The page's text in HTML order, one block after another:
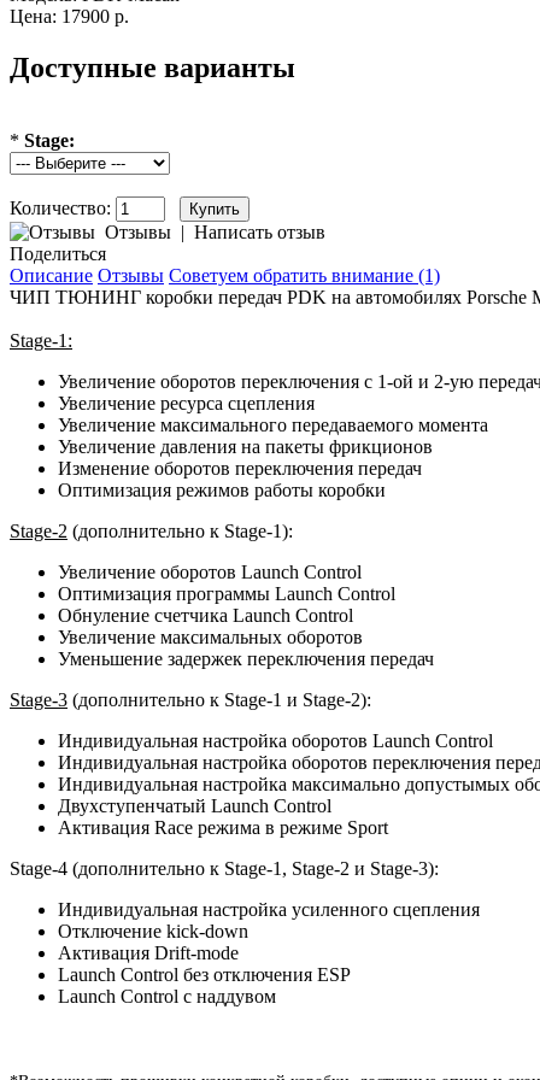
Цена: 17900 р.
Доступные варианты
* Stage:
Количество:
Отзывы | Написать отзыв
Поделиться
Описание Отзывы Советуем обратить внимание (1)
ЧИП ТЮНИНГ коробки передач PDK на автомобилях Porsche
Stage-1:
Увеличение оборотов переключения с 1-ой и 2-ую
Увеличение ресурса сцепления
Увеличение максимального передаваемого момента
Увеличение давления на пакеты фрикционов
Изменение оборотов переключения передач
Оптимизация режимов работы коробки
Stage-2 (дополнительно к Stage-1):
Увеличение оборотов Launch Control
Оптимизация программы Launch Control
Обнуление счетчика Launch Control
Увеличение максимальных оборотов
Уменьшение задержек переключения передач
Stage-3 (дополнительно к Stage-1 и Stage-2):
Индивидуальная настройка оборотов Launch Control
Индивидуальная настройка оборотов переключения
Индивидуальная настройка максимально допустымых
Двухступенчатый Launch Control
Активация Race режима в режиме Sport
Stage-4 (дополнительно к Stage-1, Stage-2 и Stage-3):
Индивидуальная настройка усиленного сцепления
Отключение kick-down
Активация Drift-mode
Launch Control без отключения ESP
Launch Control с наддувом